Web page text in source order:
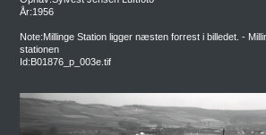
År:1956
Note:Millinge Station ligger næsten forrest i billedet. -
stationen
Id:B01876_p_003e.tif